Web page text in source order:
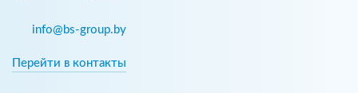
info@bs-group.by
Перейти в контакты